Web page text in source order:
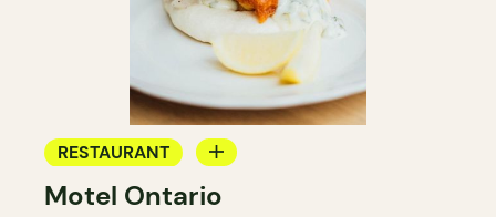
RESTAURANT
BAR À VIN
Motel Ontario